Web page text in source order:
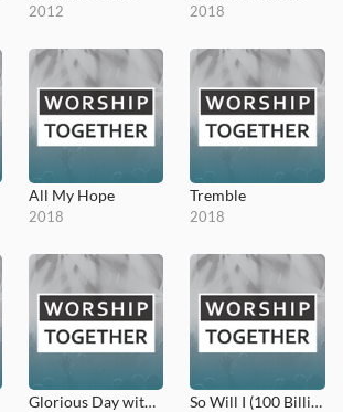
2012 2018
All My Hope
2018
Tremble
2018
Glorious Day with Victory in Jesus So Will I (100 Billion X) (Choral)